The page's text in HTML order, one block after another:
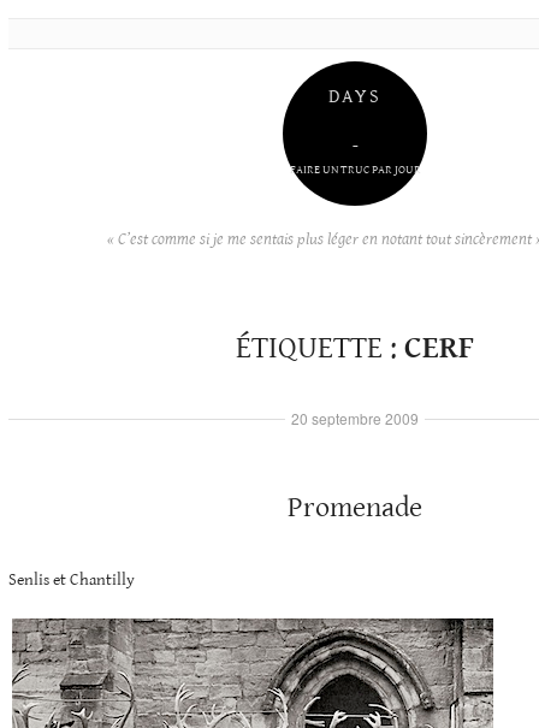
DAYS
–
FAIRE UN TRUC PAR JOUR
« C’est comme si je me sentais plus léger en notant tout sincèrement
ÉTIQUETTE : CERF
Promenade
Senlis et Chantilly
20 septembre 2009